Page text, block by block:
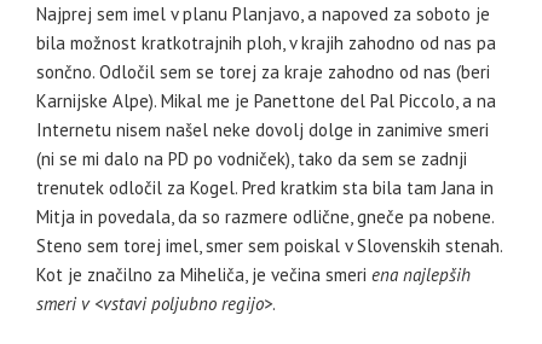
Najprej sem imel v planu Planjavo, a napoved za soboto je
bila možnost kratkotrajnih ploh, v krajih zahodno od nas pa
sončno. Odločil sem se torej za kraje zahodno od nas (beri
Karnijske Alpe). Mikal me je Panettone del Pal Piccolo, a na
Internetu nisem našel neke dovolj dolge in zanimive smeri
(ni se mi dalo na PD po vodniček), tako da sem se zadnji
trenutek odločil za Kogel. Pred kratkim sta bila tam Jana in
Mitja in povedala, da so razmere odlične, gneče pa nobene.
Steno sem torej imel, smer sem poiskal v Slovenskih stenah.
Kot je značilno za Miheliča, je večina smeri ena najlepših
smeri v <vstavi poljubno regijo>.